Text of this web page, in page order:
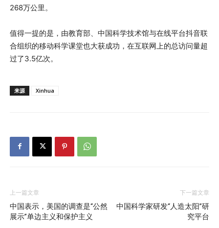
268万公里。
值得一提的是，由教育部、中国科学技术馆与在线平台抖音联
合组织的移动科学课堂也大获成功，在互联网上的总访问量超
过了3.5亿次。
来源 Xinhua
上一篇文章
中国表示，美国的调查是“公然
展示”单边主义和保护主义
下一篇文章
中国科学家研发“人造太阳”研
究平台